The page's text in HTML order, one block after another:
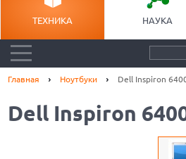
ТЕХНИКА НАУКА
Главная Ноутбуки Dell Inspiron
Dell Inspiron